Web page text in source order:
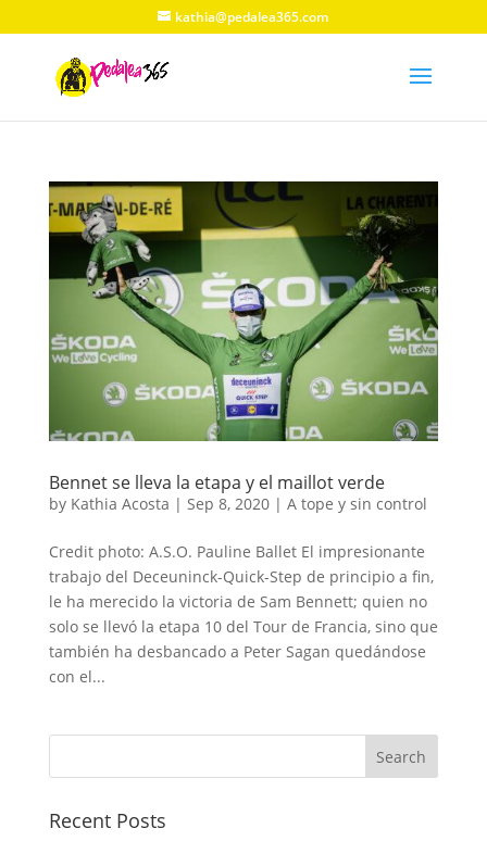
kathia@pedalea365.com
Bennet se lleva la etapa y el maillot verde
by Kathia Acosta | Sep 8, 2020| A tope y sin control
Credit photo: A.S.O. Pauline Ballet El impresionante
trabajo del Deceuninck-Quick-Step de principio a fin,
le ha merecido la victoria de Sam Bennett; quien no
solo se llevó la etapa 10 del Tour de Francia, sino que
también ha desbancado a Peter Sagan quedándose
con el...
Recent Posts